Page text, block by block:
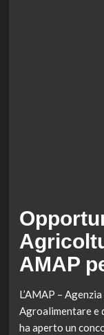
AMAP
L’AMAP –
Agroalimentare e
ha aperto un